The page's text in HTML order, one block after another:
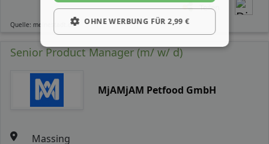
Teilen
Quelle: meinestadt.de
Senior Product Manager (m/ w/ d)
MjAMjAM Petfood GmbH
Massing
OHNE WERBUNG FÜR 2,99 €